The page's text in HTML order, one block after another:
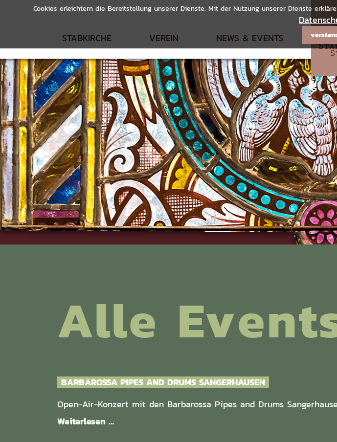
Cookies erleichtern die Bereitstellung unserer Dienste. Mit der Nutzung unserer Dienste
STABKIRCHE VEREIN NEWS & EVENTS
Alle
BARBAROSSA PIPES AND DRUMS SANGERHAUSEN
Open-Air-Konzert mit den Barbarossa Pipes and Drums
Weiterlesen …